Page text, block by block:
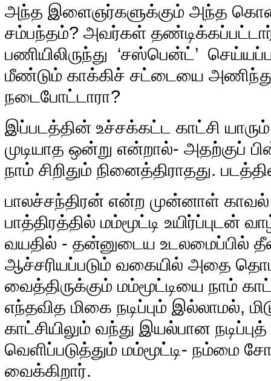
அந்த இளைஞர்களுக்கும் அந்த
சம்பந்தம்? அவர்கள்
பணியிலிருந்து ‘சஸ்பென்ட்’
மீண்டும் காக்கிச் சட்டையை
நடைபோட்டாரா?
இப்படத்தின் உச்சக்கட்ட காட்சி
முடியாத ஒன்று என்றால்- அதற்குப்
நாம் சிறிதும் நினைத்திராதது.
பாலச்சந்திரன் என்ற முன்னாள் காவல்
பாத்திரத்தில் மம்மூட்டி உயிர்ப்புடன்
வயதில் - தன்னுடைய உடலமைப்பில்
ஆச்சரியப்படும் வகையில் அதை
வைத்திருக்கும் மம்மூட்டியை நாம்
எந்தவித மிகை நடிப்பும் இல்லாமல்,
காட்சியிலும் வந்து இயல்பான
வெளிப்படுத்தும் மம்மூட்டி- நம்மை
வைக்கிறார்.